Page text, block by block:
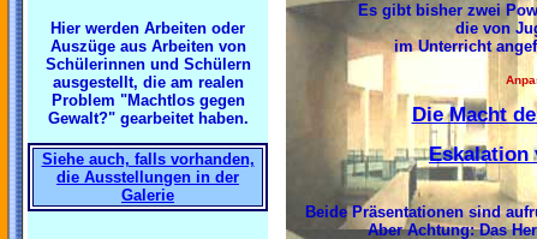
Hier werden Arbeiten oder
Auszüge aus Arbeiten von
Schülerinnen und Schülern
ausgestellt, die am realen
Problem "Machtlos gegen
Gewalt?" gearbeitet haben.
Siehe auch, falls vorhanden,
die Ausstellungen in der
Galerie
Es gibt bisher zwei
die von
im Unterricht
Die Macht
Eskalation
Beide Präsentationen sind
Aber Achtung: Das